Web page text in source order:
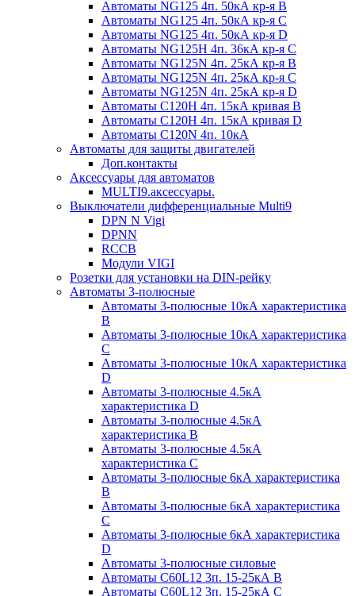
Автоматы NG125 4п. 50кА кр-я B
Автоматы NG125 4п. 50кА кр-я C
Автоматы NG125 4п. 50кА кр-я D
Автоматы NG125H 4п. 36кА кр-я C
Автоматы NG125N 4п. 25кА кр-я B
Автоматы NG125N 4п. 25кА кр-я C
Автоматы NG125N 4п. 25кА кр-я D
Автоматы С120H 4п. 15кА кривая B
Автоматы С120H 4п. 15кА кривая D
Автоматы С120N 4п. 10кА
Автоматы для защиты двигателей
Доп.контакты
Аксессуары для автоматов
MULTI9.аксессуары.
Выключатели дифференциальные Multi9
DPN N Vigi
DPNN
RCCB
Модули VIGI
Розетки для установки на DIN-рейку
Автоматы 3-полюсные
Автоматы 3-полюсные 10кА характеристика
B
Автоматы 3-полюсные 10кА характеристика
C
Автоматы 3-полюсные 10кА характеристика
D
Автоматы 3-полюсные 4.5кА
характеристика D
Автоматы 3-полюсные 4.5кА
характеристика В
Автоматы 3-полюсные 4.5кА
характеристика С
Автоматы 3-полюсные 6кА характеристика
B
Автоматы 3-полюсные 6кА характеристика
C
Автоматы 3-полюсные 6кА характеристика
D
Автоматы 3-полюсные силовые
Автоматы C60L12 3п. 15-25кА B
Автоматы C60L12 3п. 15-25кА C